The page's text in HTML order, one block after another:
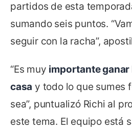
partidos de esta
sumando seis puntos.
seguir con la racha”,
“Es muy importante
casa y todo lo que sumes
sea”, puntualizó Richi al
este tema. El equipo está